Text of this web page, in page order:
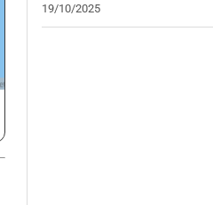
19/10/2025